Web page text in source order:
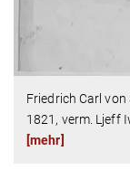
Friedrich Carl
1821, verm. Ljeff
[mehr]